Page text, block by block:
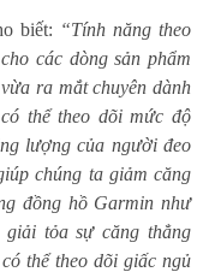
biết: “Tính năng theo
các dòng sản phẩm
ra mắt chuyên dành
thể theo dõi mức độ
lượng của người đeo
chúng ta giảm căng
đồng hồ Garmin như
tỏa sự căng thẳng
thể theo dõi giấc ngủ